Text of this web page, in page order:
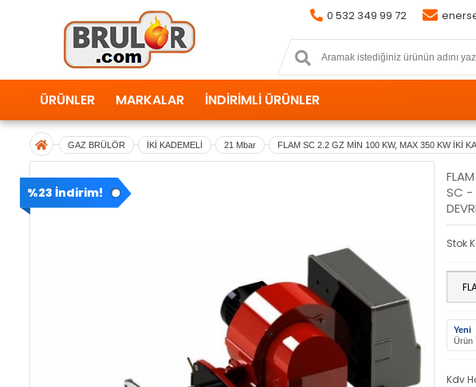
0 532 349 99 72
ÜRÜNLER MARKALAR İNDİRİMLİ ÜRÜNLER
GAZ BRÜLÖR İKİ KADEMELİ 21 Mbar FLAM SC 2.2 GZ MİN 100 KW, MAX 350 KW İKİ
%23 İndirim!
SC -
Stok
Yeni
Ürün
Kdv